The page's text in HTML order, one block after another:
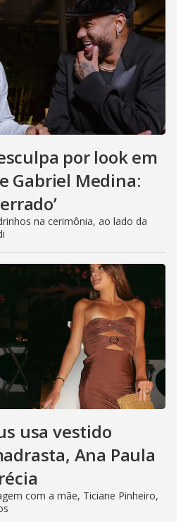
por look em
Gabriel Medina:
na cerimônia, ao lado da
usa vestido
Ana Paula
com a mãe, Ticiane Pinheiro,